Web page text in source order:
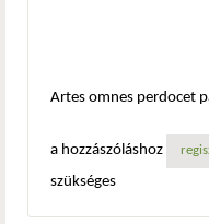
Artes omnes perdocet
a hozzászóláshoz
szükséges